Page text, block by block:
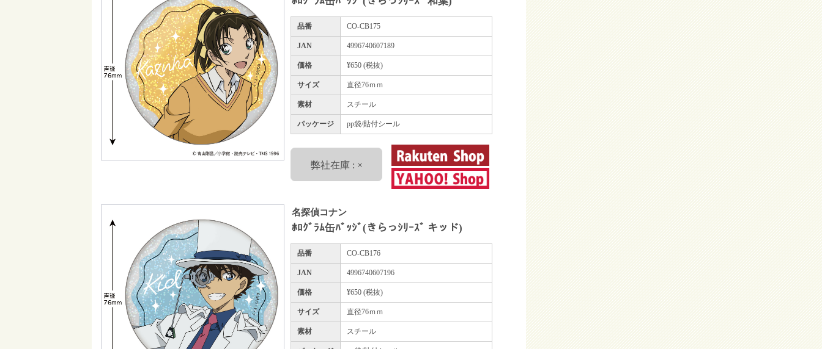
品番 CO-CB175
JAN 4996740607189
価格 ¥650 (税抜)
サイズ 直径76ｍｍ
素材 スチール
パッケージ pp袋/貼付シール
弊社在庫 : ×
名探偵コナン
ﾎﾛｸﾞﾗﾑ缶ﾊﾞｯｼﾞ(きらっｼﾘｰｽﾞ キッド)
品番 CO-CB176
JAN 4996740607196
価格 ¥650 (税抜)
サイズ 直径76ｍｍ
素材 スチール